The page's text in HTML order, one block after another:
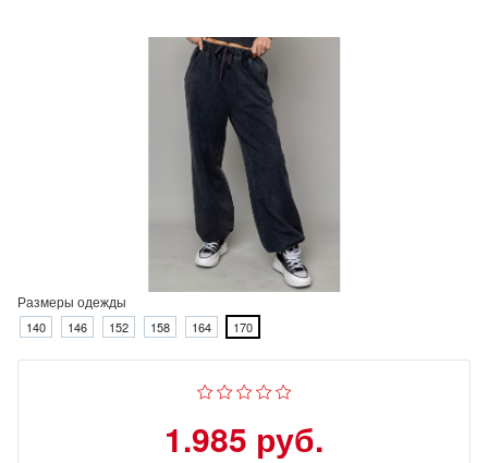
Размеры одежды
140 146 152 158 164 170
1.985 руб.